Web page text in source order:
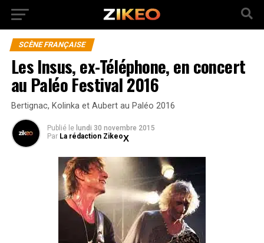
SCÈNE FRANÇAISE
Les Insus, ex-Téléphone, en concert
au Paléo Festival 2016
Bertignac, Kolinka et Aubert au Paléo 2016
Publié le lundi 30 novembre 2015
Par La rédaction Zikeo